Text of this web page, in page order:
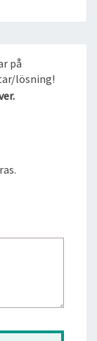
på
lösning!